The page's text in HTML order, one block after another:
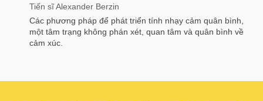
Tiến sĩ Alexander Berzin
Các phương pháp để phát triển tính nhạy cảm quân bình,
một tâm trạng không phán xét, quan tâm và quân bình về
cảm xúc.